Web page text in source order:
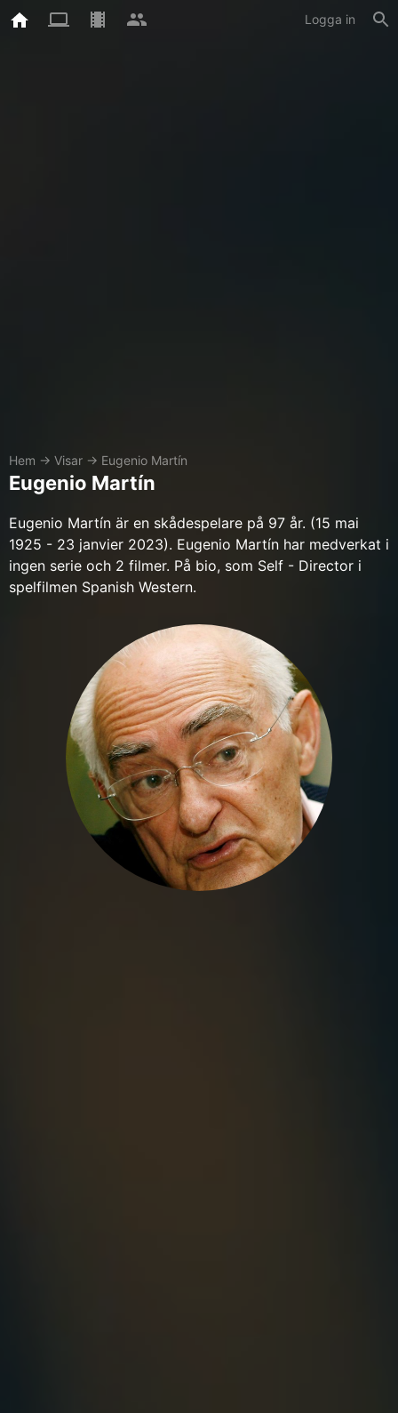
Logga in
Hem → Visar → Eugenio Martín
Eugenio Martín
Eugenio Martín är en skådespelare på 97 år. (15 mai
1925 - 23 janvier 2023). Eugenio Martín har medverkat i
ingen serie och 2 filmer. På bio, som Self - Director i
spelfilmen Spanish Western.